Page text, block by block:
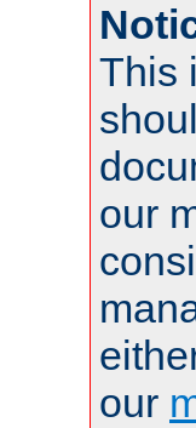
This
our
our